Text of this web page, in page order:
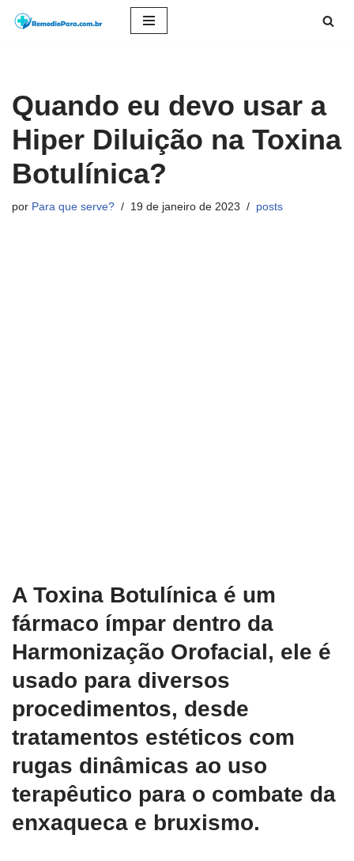
conteúdo
Quando eu devo usar a
Hiper Diluição na Toxina
Botulínica?
por Para que serve? 19 de janeiro de 2023 posts
A Toxina Botulínica é um
fármaco ímpar dentro da
Harmonização Orofacial, ele é
usado para diversos
procedimentos, desde
tratamentos estéticos com
rugas dinâmicas ao uso
terapêutico para o combate da
enxaqueca e bruxismo.